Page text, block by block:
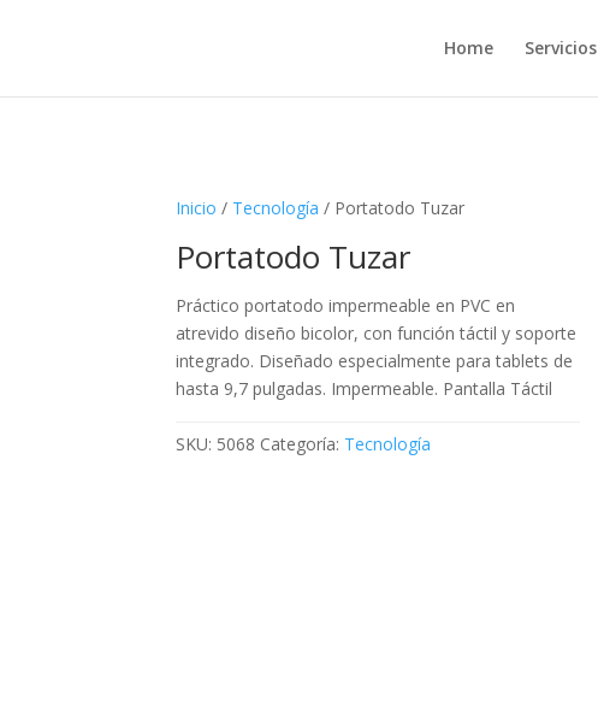
Home Servicios
Inicio / Tecnología / Portatodo Tuzar
Portatodo Tuzar
Práctico portatodo impermeable en PVC en
atrevido diseño bicolor, con función táctil y soporte
integrado. Diseñado especialmente para tablets de
hasta 9,7 pulgadas. Impermeable. Pantalla Táctil
SKU: 5068 Categoría: Tecnología